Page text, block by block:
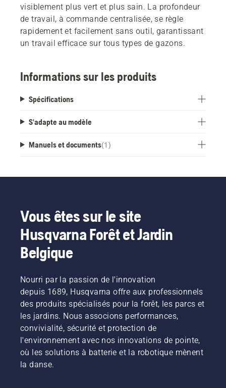
visiblement plus vert et plus sain. La profondeur
de travail, à commande centralisée, se règle
rapidement et facilement sans outil, garantissant
un travail efficace sur tous types de gazons.
Informations sur les produits
Spécifications
S'adapte au modèle
Manuels et documents(1 )
Vous êtes sur le site
Husqvarna Forêt et Jardin
Belgique
Nourri par la passion de l'innovation
depuis 1689, Husqvarna offre aux professionnels
des produits spécialisés pour la forêt, les parcs et
les jardins. Nous associons performances,
convivialité, sécurité et protection de
l'environnement avec nos innovations de pointe,
où les solutions à batterie et la robotique mènent
la danse.